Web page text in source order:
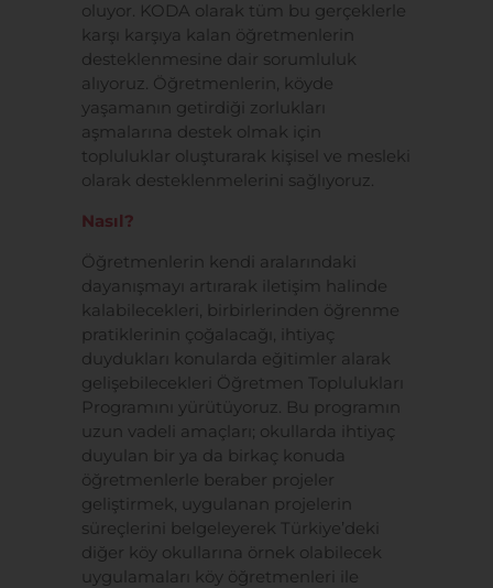
oluyor. KODA olarak tüm bu gerçeklerle
karşı karşıya kalan öğretmenlerin
desteklenmesine dair sorumluluk
alıyoruz. Öğretmenlerin, köyde
yaşamanın getirdiği zorlukları
aşmalarına destek olmak için
topluluklar oluşturarak kişisel ve mesleki
olarak desteklenmelerini sağlıyoruz.
Nasıl?
Öğretmenlerin kendi aralarındaki
dayanışmayı artırarak iletişim halinde
kalabilecekleri, birbirlerinden öğrenme
pratiklerinin çoğalacağı, ihtiyaç
duydukları konularda eğitimler alarak
gelişebilecekleri Öğretmen Toplulukları
Programını yürütüyoruz. Bu programın
uzun vadeli amaçları; okullarda ihtiyaç
duyulan bir ya da birkaç konuda
öğretmenlerle beraber projeler
geliştirmek, uygulanan projelerin
süreçlerini belgeleyerek Türkiye’deki
diğer köy okullarına örnek olabilecek
uygulamaları köy öğretmenleri ile